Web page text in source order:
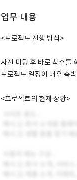
업무 내용
<프로젝트 진행 방식>
사전 미팅 후 바로 착수를
프로젝트 일정이 매우 촉
<프로젝트의 현재 상황>